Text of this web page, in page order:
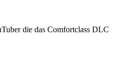
die das Comfortclass DLC